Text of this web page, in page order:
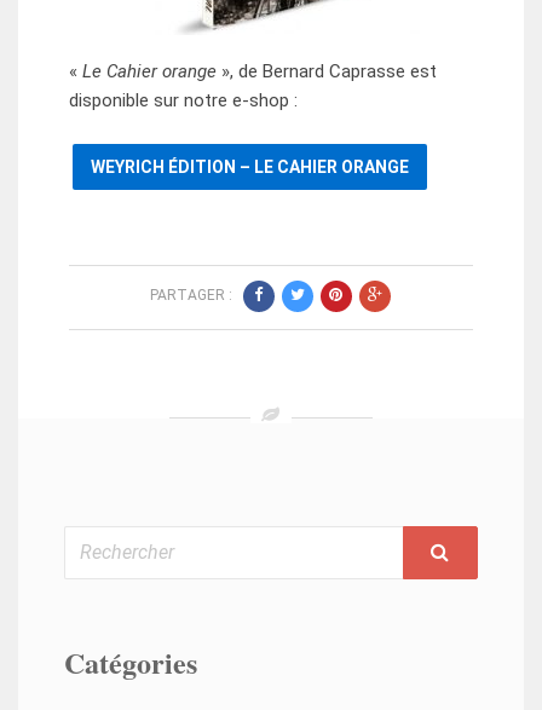
« Le Cahier orange », de Bernard Caprasse est
disponible sur notre e-shop :
WEYRICH ÉDITION – LE CAHIER ORANGE
PARTAGER :
Rechercher
Catégories